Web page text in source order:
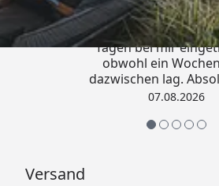
„Die Bestellung ist
Tagen bei mir
obwohl ein
dazwischen lag.
Sicherlich nicht die
so.“
07.08.2026
Versand